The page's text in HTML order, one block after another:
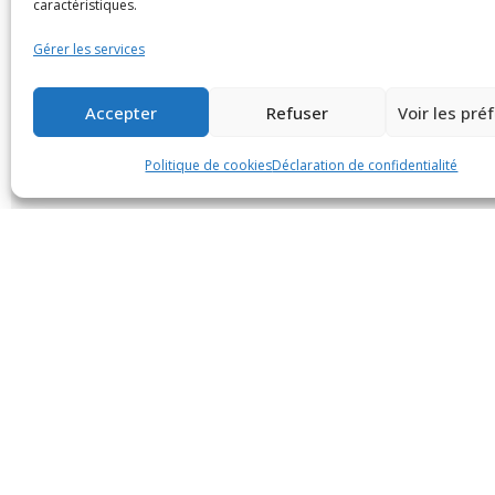
caractéristiques.
Gérer les services
Accepter Refuser Voir les
Politique de cookiesDéclaration de confidentialité